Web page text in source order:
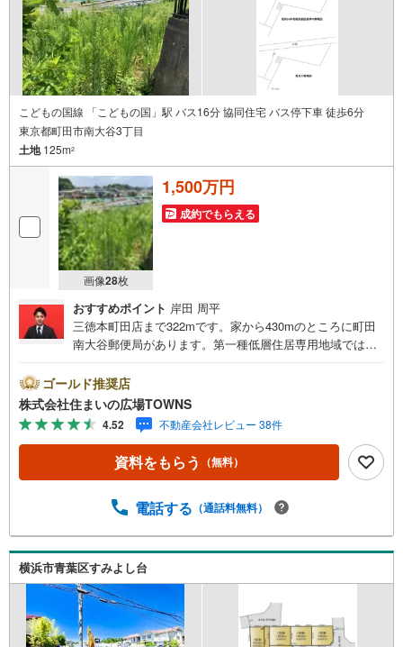
こどもの国線 「こどもの国」駅 バス16分 協同住宅 バス停下車 徒歩6分
東京都町田市南大谷3丁目
土地125m2
画像28枚
1,500万円
成約でもらえる
おすすめポイント 岸田 周平
三徳本町田店まで322mです。家から430mのところに町田
南大谷郵便局があります。第一種低層住居専用地域では主
街が形成される傾向にあります。土地面積は125平米（公
簿）です。売地をお探しの方には、こちらの売地はいかが
でしょうか。住宅用地なので住まいに適した周辺環境の整
っており、快適な生活が期待できるのではないでしょう
か。【年中無休/9:00～21:00】人気物件は特にお問い合わ
せが集中するため、お早めにお電話下さい。「室内・現地
す。■その他、各種ご相談も承っております。○住宅ローン
TOWNSからお客様へ経験豊富なスタッフが親身になってお
客様に合った物件をご紹介させて頂きます！ /他社様掲載物
件も併せてご紹介可能ですのでお気軽にお問い合わせ下さ
い♪駐車場もございますので、お車でのお越しも大歓迎で
す！
ゴールド推奨店
株式会社住まいの広場TOWNS
4.52 不動産会社レビュー 38件
資料をもらう （無料）
電話する （通話料無料）
横浜市青葉区すみよし台